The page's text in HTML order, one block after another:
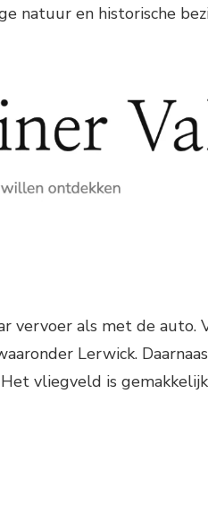
natuur en historische
vervoer als met de auto.
Lerwick.
vliegveld is